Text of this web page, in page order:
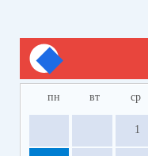
пн вт ср
1